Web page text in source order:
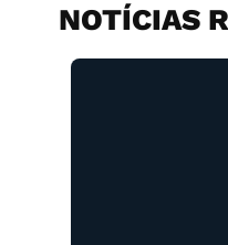
NOTÍCIAS